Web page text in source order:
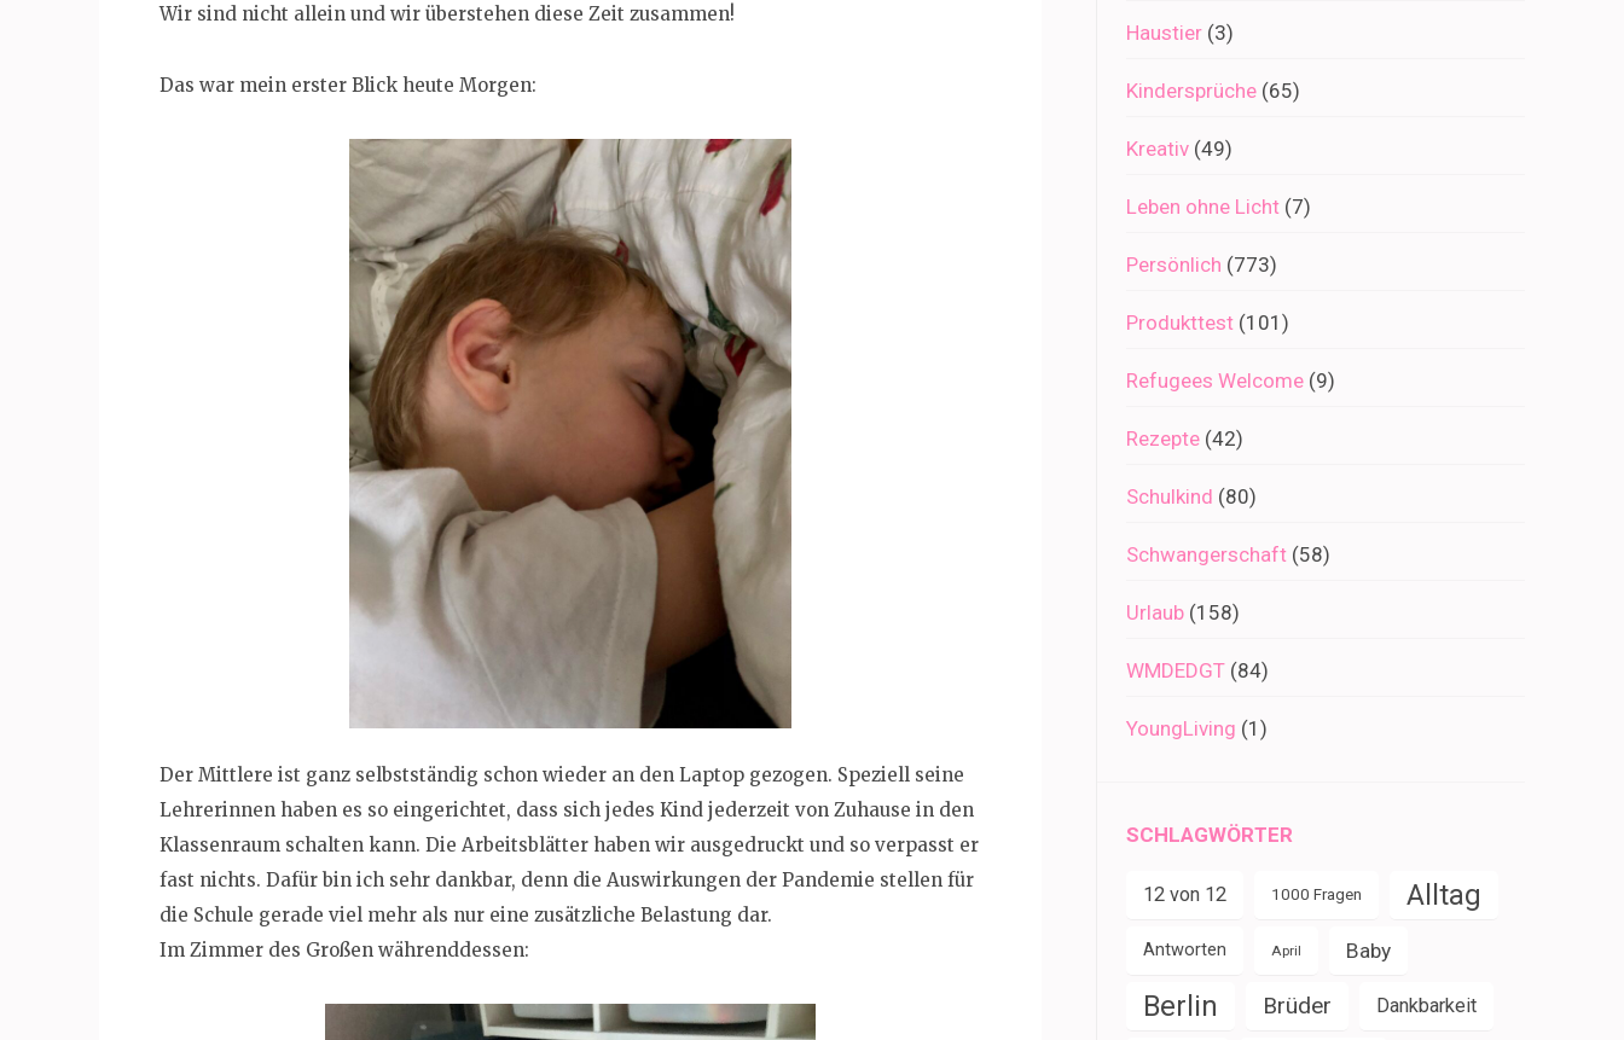
Wir sind nicht allein und wir überstehen diese Zeit zusammen!
Das war mein erster Blick heute Morgen:
Der Mittlere ist ganz selbstständig schon wieder an den Laptop gezogen. Speziell seine
Lehrerinnen haben es so eingerichtet, dass sich jedes Kind jederzeit von Zuhause in den
Klassenraum schalten kann. Die Arbeitsblätter haben wir ausgedruckt und so verpasst er
fast nichts. Dafür bin ich sehr dankbar, denn die Auswirkungen der Pandemie stellen für
die Schule gerade viel mehr als nur eine zusätzliche Belastung dar.
Im Zimmer des Großen währenddessen:
Haustier (3)
Kindersprüche (65)
Kreativ (49)
Leben ohne Licht (7)
Persönlich (773)
Produkttest (101)
Refugees Welcome (9)
Rezepte (42)
Schulkind (80)
Schwangerschaft (58)
Urlaub (158)
WMDEDGT (84)
YoungLiving (1)
SCHLAGWÖRTER
12 von 12 1000 Fragen Alltag
Antworten April Baby
Berlin Brüder Dankbarkeit